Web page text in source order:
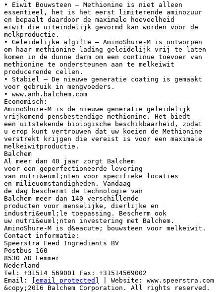
• Eiwit Bouwsteen – Methionine is niet alleen
essentieel, het is het eerst limiterende aminozuur
en bepaalt daardoor de maximale hoeveelheid
eiwit die uiteindelijk gevormd kan worden voor de
melkproductie.
• Geleidelijke afgifte – AminoShure-M is ontworpen
om haar methionine lading geleidelijk vrij te laten
komen in de dunne darm om een continue toevoer van
methionine te ondersteunen aan te melkeiwit
producerende cellen.
• Stabiel – De nieuwe generatie coating is gemaakt
voor gebruik in mengvoeders.
• www.anh.balchem.com
Economisch:
AminoShure-M is de nieuwe generatie geleidelijk
vrijkomend pensbestendige methionine. Het biedt
een uitstekende biologische beschikbaarheid, zodat
u erop kunt vertrouwen dat uw koeien de Methionine
verstrekt krijgen die vereist is voor een maximale
melkeiwitproductie.
Balchem
Al meer dan 40 jaar zorgt Balchem
voor een geperfectioneerde levering
van nutri&euml;nten voor specifieke locaties
en milieuomstandigheden. Vandaag
de dag beschermt de technologie van
Balchem meer dan 140 verschillende
producten voor menselijke, dierlijke en
industri&euml;le toepassing. Bescherm ook
uw nutri&euml;nten investering met Balchem.
AminoShure-M is d&eacute; bouwsteen voor melkeiwit.
Contact informatie:
Speerstra Feed Ingredients BV
Postbus 160
8530 AD Lemmer
Nederland
Tel: +31514 569001 Fax: +31514569002
Email:
[email protected]
| Website: www.speerstra.com
&copy;2016 Balchem Corporation. All rights reserved.